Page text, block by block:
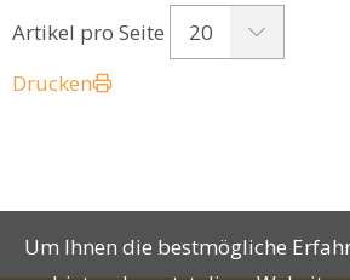
Artikel pro Seite
20
Drucken
Um Ihnen die bestmögliche